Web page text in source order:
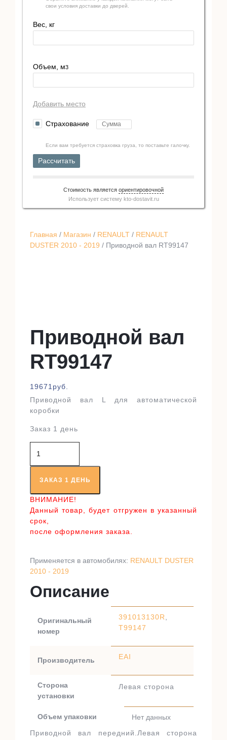
Главная / Магазин / RENAULT / RENAULT
DUSTER 2010 - 2019 / Приводной вал RT99147
Приводной вал
RT99147
19671руб.
Приводной вал L для автоматической
коробки
Заказ 1 день
товара
Приводной
валЗАКАЗ 1 ДЕНЬ
ВНИМАНИЕ!
Данный товар, будет отгружен в указанный
срок,
после оформления заказа.
Применяется в автомобилях: RENAULT DUSTER
2010 - 2019
Описание
Оригинальный
номер
391013130R,
T99147
Производитель EAI
Сторона
установки
Левая сторона
Объем упаковки
Нет данных
Приводной вал передний.Левая сторона
свои условия доставки до дверей.
Вес, кг
Объем, м3
Добавить место
Страхование
Если вам требуется страховка груза, то поставьте галочку.
Рассчитать
Стоимость является ориентировочной
Использует систему kto-dostavit.ru